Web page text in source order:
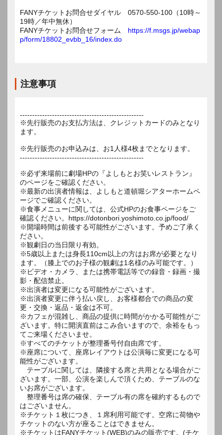
FANYチケットお問合せダイヤル 0570-550-100（10時～
19時／年中無休）
FANYチケットお問合せフォーム https://f.msgs.jp/webap
p/form/18802_evbb_16/index.do
注意事項
--------------------------------------------------
※先行販売のお支払方法は、クレジットカードのみとなり
ます。
※先行販売のお申込みは、お1人様4枚までとなります。
--------------------------------------------------
※必ず来場前に劇場HPの『よしもとお笑いレストラン』
のページをご確認ください。
※最新の出演者情報は、よしもと道頓堀シアターホームペ
ージでご確認ください。
※食事メニューに関しては、公式HPのお食事ページをご
確認ください。https://dotonbori.yoshimoto.co.jp/food/
※開場時間は前後する可能性がございます。予めご了承く
ださい。
※観劇日の当日限り有効。
※5歳以上または身長110cm以上の方はお席が必要となり
ます。（膝上でのお子様の観劇は1名様のみ可能です。）
※ビデオ・カメラ、または携帯電話等での録音・録画・撮
影・配信禁止。
※出演者は変更になる可能性がございます。
※出演者変更に伴う払い戻し、お客様都合での商品の変
更・交換・返品・返金は不可。
※カフェが混雑し、商品の提供に時間がかかる可能性がご
ざいます。特に開演直前はこみ合いますので、余裕をもっ
てご来場くださいませ。
※すべてのチケットが整理番号付自由席です。
※座席について、座席レイアウトは公演毎に変更になる可
能性がございます。
テーブルに関しては、隣接する席と共用となる場合がご
ざいます。一部、公演を楽しんで頂くため、テーブルのな
いお席がございます。
整理番号は席の確保、テーブル有の席を確約するもので
はございません。
※チケット１枚につき、１席利用可能です。空席に荷物や
チケットのない方が座ることはできません。
※チケットはFANYチケット(WEB)のみの販売です。(チケ